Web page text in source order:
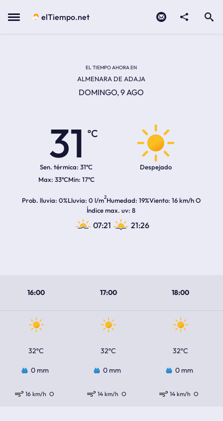
Menu elTiempo.net
EL TIEMPO AHORA EN
ALMENARA DE ADAJA
DOMINGO, 9 AGO
31
ºC
Sen. térmica: 31ºC
33ºC 17ºC
Despejado
Prob. lluvia 0%Lluvia 0 l/m2Humedad 19%Viento 16 km/h O
Índice max. uv 8
07:21 21:26
16:00 17:00 18:00
32ºC 32ºC 32ºC
0 mm 0 mm 0 mm
16 km/h O 14 km/h O 14 km/h O